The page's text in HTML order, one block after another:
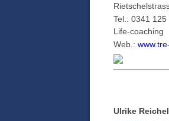
Tel.: 0341
Life-coaching
Web.:
Ulrike